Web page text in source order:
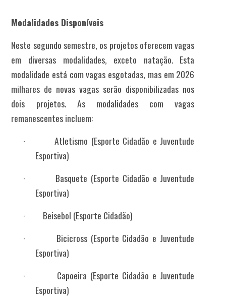
Modalidades Disponíveis
Neste segundo semestre, os projetos oferecem vagas
em diversas modalidades, exceto natação. Esta
modalidade está com vagas esgotadas, mas em 2026
milhares de novas vagas serão disponibilizadas nos
dois projetos. As modalidades com vagas
remanescentes incluem:
·
Atletismo (Esporte Cidadão e Juventude
Esportiva)
·
Basquete (Esporte Cidadão e Juventude
Esportiva)
·
Beisebol (Esporte Cidadão)
·
Bicicross (Esporte Cidadão e Juventude
Esportiva)
·
Capoeira (Esporte Cidadão e Juventude
Esportiva)